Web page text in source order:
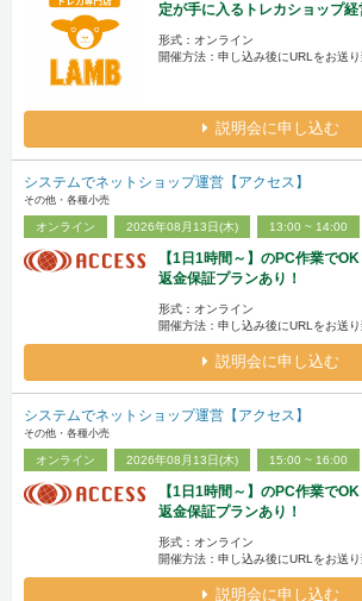
定が手に入るトレカショップ経
形式：オンライン
開催方法：申し込み後にURLをお送
説明会に申し込む
システムでネットショップ運営【アクセス】
その他・各種小売
オンライン 2026年08月13日(木) 13:00 ~ 14:00
【1日1時間～】のPC作業で
返金保証プランあり！
形式：オンライン
開催方法：申し込み後にURLをお送
説明会に申し込む
システムでネットショップ運営【アクセス】
その他・各種小売
オンライン 2026年08月13日(木) 15:00 ~ 16:00
【1日1時間～】のPC作業で
返金保証プランあり！
形式：オンライン
開催方法：申し込み後にURLをお送
説明会に申し込む